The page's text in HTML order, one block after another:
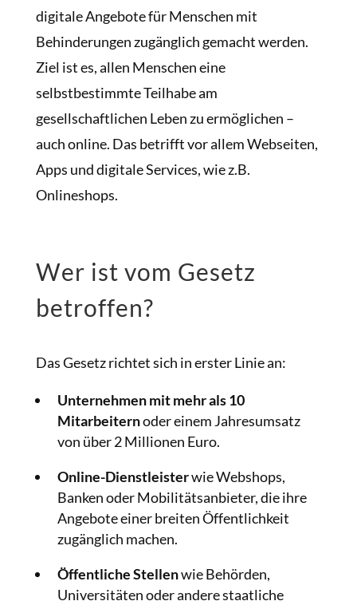
digitale Angebote für Menschen mit
Behinderungen zugänglich gemacht werden.
Ziel ist es, allen Menschen eine
selbstbestimmte Teilhabe am
gesellschaftlichen Leben zu ermöglichen –
auch online. Das betrifft vor allem Webseiten,
Apps und digitale Services, wie z.B.
Onlineshops.
Wer ist vom Gesetz
betroffen?
Das Gesetz richtet sich in erster Linie an:
Unternehmen mit mehr als 10
Mitarbeiternoder einem Jahresumsatz
von über 2 Millionen Euro.
Online-Dienstleisterwie Webshops,
Banken oder Mobilitätsanbieter, die ihre
Angebote einer breiten Öffentlichkeit
zugänglich machen.
Öffentliche Stellenwie Behörden,
Universitäten oder andere staatliche